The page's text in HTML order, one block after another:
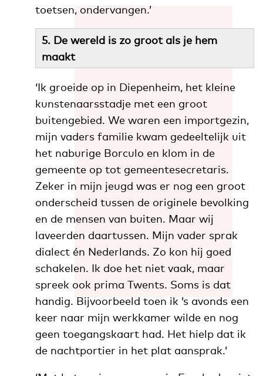
toetsen, ondervangen.’
5. De wereld is zo groot als je hem
maakt
‘Ik groeide op in Diepenheim, het kleine
kunstenaarsstadje met een groot
buitengebied. We waren een importgezin,
mijn vaders familie kwam gedeeltelijk uit
het naburige Borculo en klom in de
gemeente op tot gemeentesecretaris.
Zeker in mijn jeugd was er nog een groot
onderscheid tussen de originele bevolking
en de mensen van buiten. Maar wij
laveerden daartussen. Mijn vader sprak
dialect én Nederlands. Zo kon hij goed
schakelen. Ik doe het niet vaak, maar
spreek ook prima Twents. Soms is dat
handig. Bijvoorbeeld toen ik ’s avonds een
keer naar mijn werkkamer wilde en nog
geen toegangskaart had. Het hielp dat ik
de nachtportier in het plat aansprak.’